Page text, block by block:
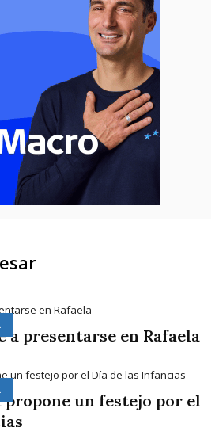
presentarse en Rafaela
un festejo por el